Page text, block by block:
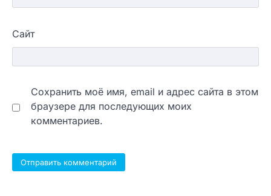
Сайт
Сохранить моё имя, email и адрес сайта в этом
браузере для последующих моих
комментариев.